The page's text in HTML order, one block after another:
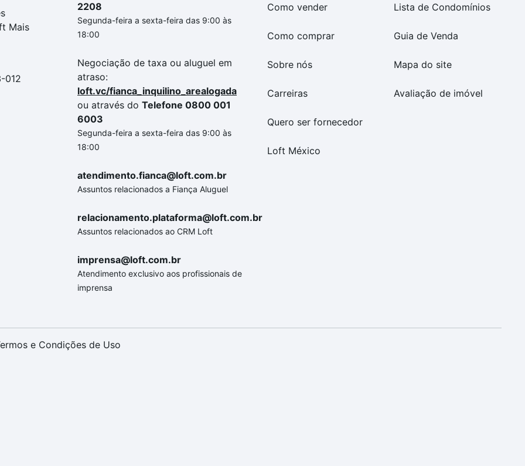
Mais
012
2208
Segunda-feira a sexta-feira das 9:00 às
18:00
Negociação de taxa ou aluguel em
atraso:
loft.vc/fianca_inquilino_arealogada
ou através do Telefone 0800 001
6003
Segunda-feira a sexta-feira das 9:00 às
18:00
atendimento.fianca@loft.com.br
Assuntos relacionados a Fiança Aluguel
relacionamento.plataforma@loft.com.br
Assuntos relacionados ao CRM Loft
imprensa@loft.com.br
Atendimento exclusivo aos profissionais de
imprensa
Como vender
Como comprar
Sobre nós
Carreiras
Quero ser fornecedor
Loft México
Lista de Condomínios
Guia de Venda
Mapa do site
Avaliação de imóvel
e Condições de Uso